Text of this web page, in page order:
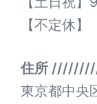
【不定休】
住所
東京都中央